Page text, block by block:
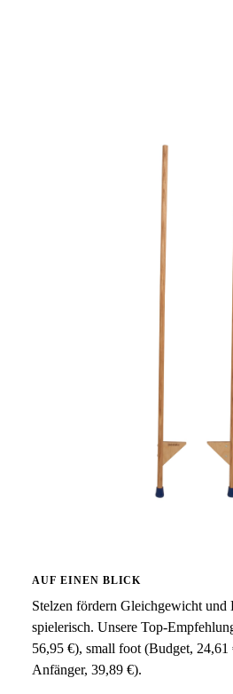
AUF EINEN BLICK
Stelzen fördern Gleichgewicht und
spielerisch. Unsere Top-
56,95 €), small foot (Budget,
Anfänger, 39,89 €).